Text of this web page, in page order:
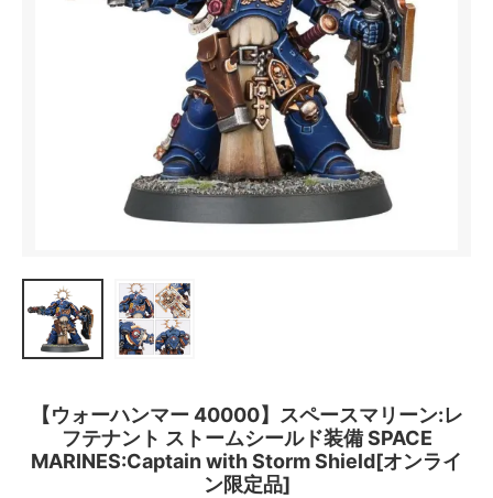
【ウォーハンマー 40000】スペースマリーン:レ
フテナント ストームシールド装備 SPACE
MARINES:Captain with Storm Shield[オンライ
ン限定品]